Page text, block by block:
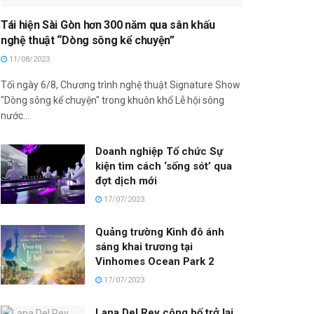
Tái hiện Sài Gòn hơn 300 năm qua sân khấu
nghệ thuật “Dòng sông kể chuyện”
11/08/2023
Tối ngày 6/8, Chương trình nghệ thuật Signature Show
"Dòng sông kể chuyện" trong khuôn khổ Lễ hội sông
nước...
Doanh nghiệp Tổ chức Sự
kiện tìm cách ‘sống sót’ qua
đợt dịch mới
17/07/2023
Quảng trường Kinh đô ánh
sáng khai trương tại
Vinhomes Ocean Park 2
17/07/2023